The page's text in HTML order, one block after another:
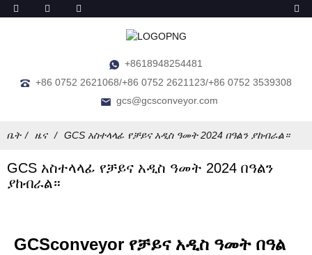
+8618948254481
+86 0752 2621068/+86 0752 2621123/+86 0752 3539308
gcs@gcsconveyor.com
ቤት ዜና GCS አስተላላፊ የቻይና አዲስ ዓመት 2024 በዓልን ያከብራል።
GCS አስተላላፊ የቻይና አዲስ ዓመት 2024 በዓልን
ያከብራል።
GCSconveyor የቻይና አዲስ ዓመት በዓል